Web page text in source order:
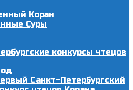
Коран
Суры
конкурсы чтецов
Санкт-Петербургский